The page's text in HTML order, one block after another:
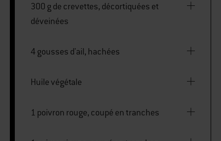
300 g de crevettes, décortiquées et
déveinées
4 gousses d'ail, hachées
Huile végétale
1 poivron rouge, coupé en tranches